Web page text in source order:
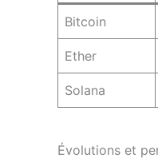
Bitcoin
Ether
Solana
Évolutions et